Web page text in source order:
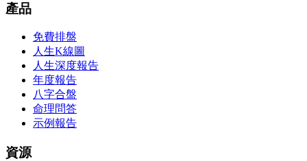
產品
免費排盤
人生K線圖
人生深度報告
年度報告
八字合盤
命理問答
示例報告
資源